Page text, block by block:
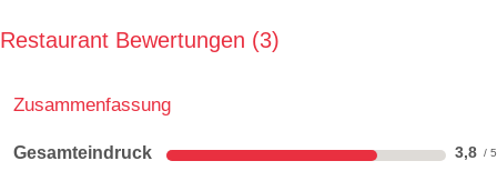
Restaurant Bewertungen 3
Zusammenfassung
Gesamteindruck 3,8